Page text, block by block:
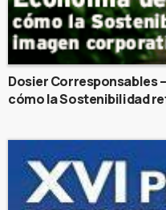
Dosier Corresponsables
cómo la Sostenibilidad